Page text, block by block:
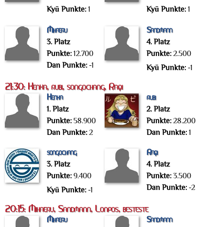
Kyū Punkte: 1
Kyū Punkte: 1
Mihaeru
3. Platz
Punkte: 12.700
Dan Punkte: -1
Sandmann
4. Platz
Punkte: 2.500
Kyū Punkte: -1
21:30: Kenka, rubi, songochang, Raqi
Kenka
1. Platz
Punkte: 58.900
Dan Punkte: 2
rubi
2. Platz
Punkte: 28.200
Dan Punkte: 1
songochang
3. Platz
Punkte: 9.400
Kyū Punkte: -1
Raqi
4. Platz
Punkte: 3.500
Dan Punkte: -2
20:15: Mihaeru, Sandmann, Lonpos, besteste
Mihaeru
Sandmann